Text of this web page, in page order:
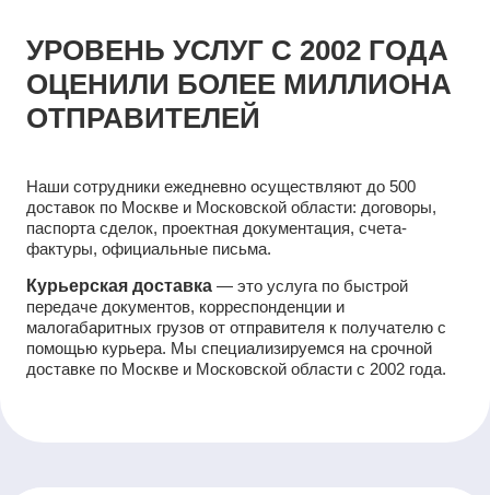
УРОВЕНЬ УСЛУГ С 2002 ГОДА
ОЦЕНИЛИ БОЛЕЕ МИЛЛИОНА
ОТПРАВИТЕЛЕЙ
Наши сотрудники ежедневно осуществляют до 500
доставок по Москве и Московской области: договоры,
паспорта сделок, проектная документация, счета-
фактуры, официальные письма.
Курьерская доставка — это услуга по быстрой
передаче документов, корреспонденции и
малогабаритных грузов от отправителя к получателю с
помощью курьера. Мы специализируемся на срочной
доставке по Москве и Московской области с 2002 года.